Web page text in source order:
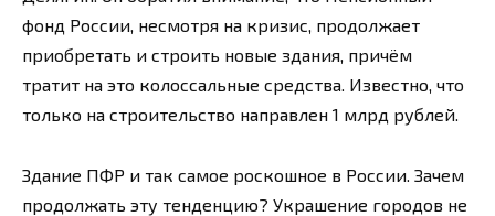
фонд России, несмотря на кризис, продолжает
приобретать и строить новые здания, причём
тратит на это колоссальные средства. Известно, что
только на строительство направлен 1 млрд рублей.
Здание ПФР и так самое роскошное в России. Зачем
продолжать эту тенденцию? Украшение городов не